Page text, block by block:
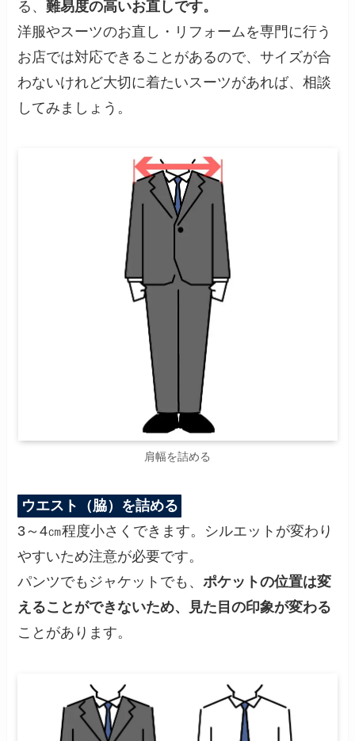
る、難易度の高いお直しです。
洋服やスーツのお直し・リフォームを専門に行う
お店では対応できることがあるので、サイズが合
わないけれど大切に着たいスーツがあれば、相談
してみましょう。
肩幅を詰める
ウエスト（脇）を詰める
3～4㎝程度小さくできます。シルエットが変わり
やすいため注意が必要です。
パンツでもジャケットでも、ポケットの位置は変
えることができないため、見た目の印象が変わる
ことがあります。